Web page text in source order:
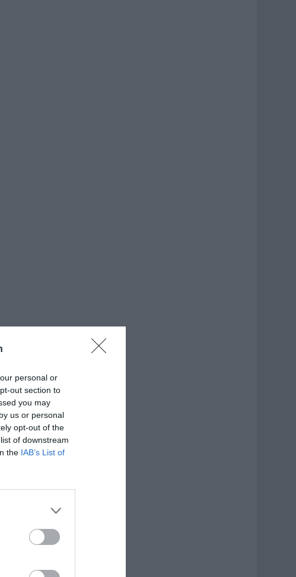
personal or
out section to
you may
us or personal
opt-out of the
of downstream
the IAB’s List of